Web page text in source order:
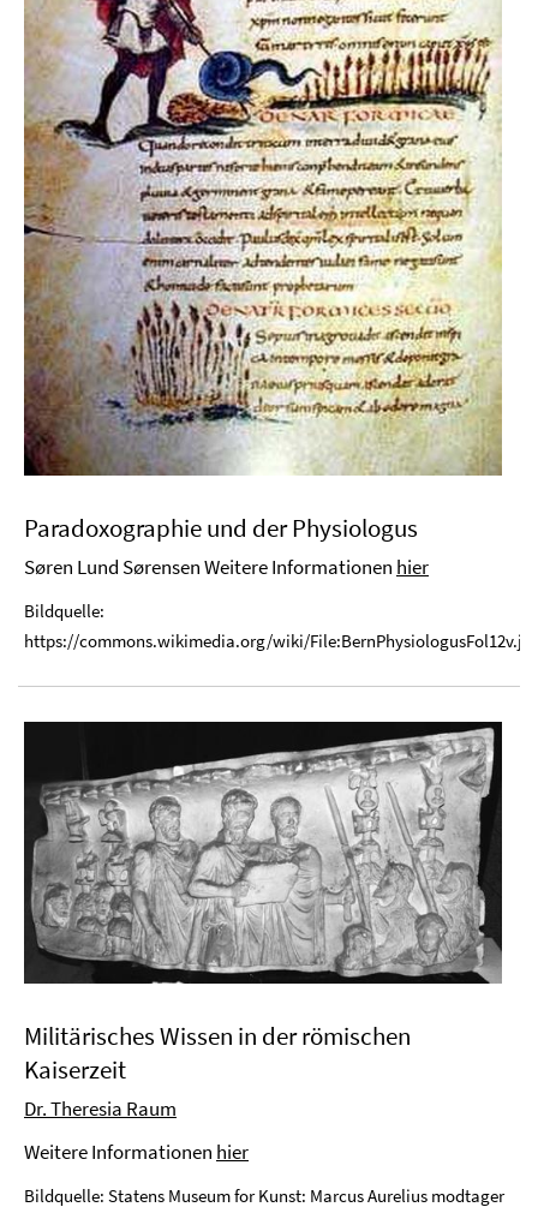
Paradoxographie und der Physiologus
Søren Lund Sørensen Weitere Informationen hier
Bildquelle:
https://commons.wikimedia.org/wiki/
Militärisches Wissen in der römischen
Kaiserzeit
Dr. Theresia Raum
Weitere Informationen hier
Bildquelle: Statens Museum for Kunst: Marcus Aurelius modtager